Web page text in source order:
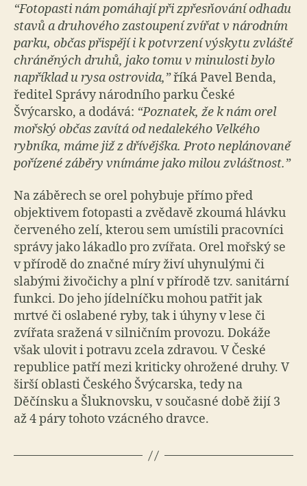
“Fotopasti nám pomáhají při zpřesňování odhadu
stavů a druhového zastoupení zvířat v národním
parku, občas přispějí i k potvrzení výskytu zvláště
chráněných druhů, jako tomu v minulosti bylo
například u rysa ostrovida,”říká Pavel Benda,
ředitel Správy národního parku České
Švýcarsko, a dodává: “Poznatek, že k nám orel
mořský občas zavítá od nedalekého Velkého
rybníka, máme již z dřívějška. Proto neplánovaně
pořízené záběry vnímáme jako milou zvláštnost.”
Na záběrech se orel pohybuje přímo před
objektivem fotopasti a zvědavě zkoumá hlávku
červeného zelí, kterou sem umístili pracovníci
správy jako lákadlo pro zvířata. Orel mořský se
v přírodě do značné míry živí uhynulými či
slabými živočichy a plní v přírodě tzv. sanitární
funkci. Do jeho jídelníčku mohou patřit jak
mrtvé či oslabené ryby, tak i úhyny v lese či
zvířata sražená v silničním provozu. Dokáže
však ulovit i potravu zcela zdravou. V České
republice patří mezi kriticky ohrožené druhy. V
širší oblasti Českého Švýcarska, tedy na
Děčínsku a Šluknovsku, v současné době žijí 3
až 4 páry tohoto vzácného dravce.